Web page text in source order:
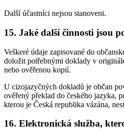
Další účastníci nejsou stanoveni.
15. Jaké další činnosti jsou
Veškeré údaje zapisované do
doložit potřebnými doklady v
nebo ověřenou kopií.
U cizojazyčných dokladů je občan
ověřený překlad do českého jazyka,
kterou je Česká republika vázána,
16. Elektronická služba,